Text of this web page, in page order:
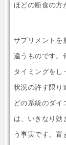
ほどの断食の方
サプリメントを
違うものです。
タイミングをし
状況の許す限り
どの系統のダイ
は、いきなり効
う事実です。置